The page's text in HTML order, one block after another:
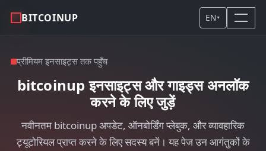
BITCOINUP EN▾
प्रीमियम इनसाइट्स तक पहुँच
bitcoinup इनसाइट्स और गाइड्स अनलॉक
करने के लिए जुड़ें
नवीनतम bitcoinup अपडेट, ऑनबोर्डिंग प्लेबुक, और व्यावहारिक
ट्यूटोरियल प्राप्त करने के लिए सदस्य बनें। यह पेज उन आगंतुकों के